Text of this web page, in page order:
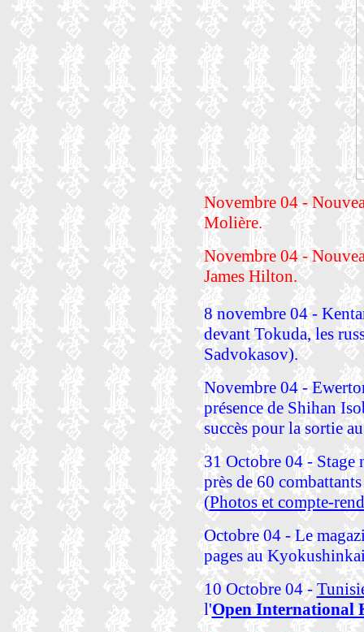
Novembre 04 -
Molière.
Novembre 04 -
James Hilton.
8 novembre 04 -
devant Tokuda, les
Sadvokasov).
Novembre 04 -
présence de Shihan
succès pour la sortie
31 Octobre 04 -
près de 60
(Photos et compte-
Octobre 04 - Le
pages au
10 Octobre 04 -
l'Open International